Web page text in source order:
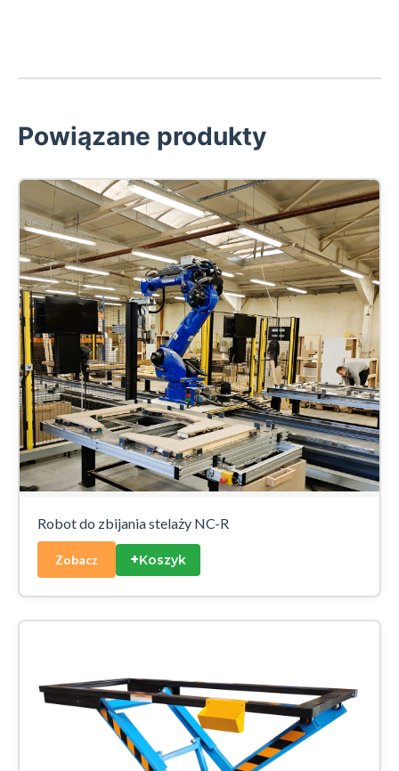
Powiązane produkty
Robot do zbijania stelaży NC-R
Zobacz +Koszyk